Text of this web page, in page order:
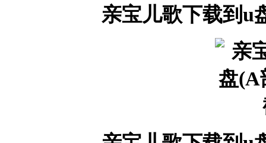
亲宝儿歌下载到u